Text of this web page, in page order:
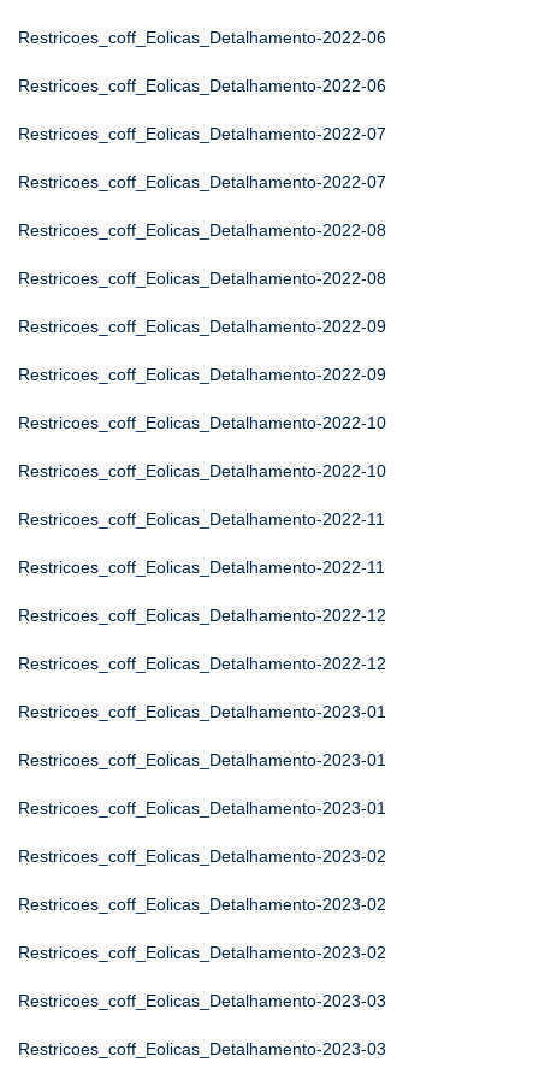
Restricoes_coff_Eolicas_Detalhamento-2022-06
Restricoes_coff_Eolicas_Detalhamento-2022-06
Restricoes_coff_Eolicas_Detalhamento-2022-07
Restricoes_coff_Eolicas_Detalhamento-2022-07
Restricoes_coff_Eolicas_Detalhamento-2022-08
Restricoes_coff_Eolicas_Detalhamento-2022-08
Restricoes_coff_Eolicas_Detalhamento-2022-09
Restricoes_coff_Eolicas_Detalhamento-2022-09
Restricoes_coff_Eolicas_Detalhamento-2022-10
Restricoes_coff_Eolicas_Detalhamento-2022-10
Restricoes_coff_Eolicas_Detalhamento-2022-11
Restricoes_coff_Eolicas_Detalhamento-2022-11
Restricoes_coff_Eolicas_Detalhamento-2022-12
Restricoes_coff_Eolicas_Detalhamento-2022-12
Restricoes_coff_Eolicas_Detalhamento-2023-01
Restricoes_coff_Eolicas_Detalhamento-2023-01
Restricoes_coff_Eolicas_Detalhamento-2023-01
Restricoes_coff_Eolicas_Detalhamento-2023-02
Restricoes_coff_Eolicas_Detalhamento-2023-02
Restricoes_coff_Eolicas_Detalhamento-2023-02
Restricoes_coff_Eolicas_Detalhamento-2023-03
Restricoes_coff_Eolicas_Detalhamento-2023-03